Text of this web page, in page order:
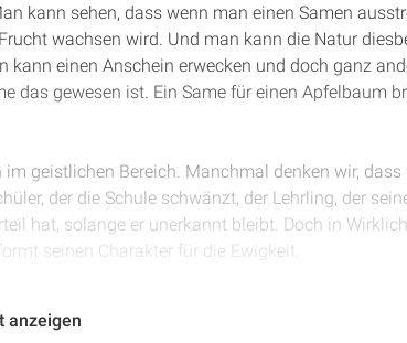
kann sehen, dass wenn man einen Samen
wachsen wird. Und man kann die Natur
kann einen Anschein erwecken und doch ganz
das gewesen ist. Ein Same für einen Apfelbaum
im geistlichen Bereich. Manchmal denken wir,
der die Schule schwänzt, der Lehrling, der
hat, solange er unerkannt bleibt. Doch in
seinen Charakter für die Ewigkeit.
Wenn wir Liebe und Freundlichkeit sehen, werden
anzeigen